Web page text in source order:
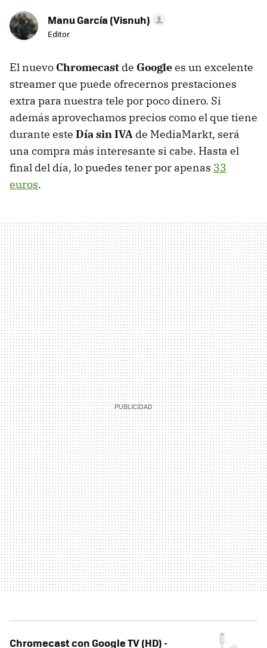
Manu García (Visnuh)
Editor
El nuevo Chromecast de Googlees un excelente
streamer que puede ofrecernos prestaciones
extra para nuestra tele por poco dinero. Si
además aprovechamos precios como el que tiene
durante este Día sin IVA de MediaMarkt, será
una compra más interesante si cabe. Hasta el
final del día, lo puedes tener por apenas 33
euros.
Chromecast con Google TV (HD) -